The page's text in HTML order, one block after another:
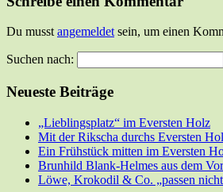
Du musstangemeldetsein, um einen
Suchen nach:
Neueste Beiträge
„Lieblingsplatz“ im Eversten Holz
Mit der Rikscha durchs Eversten
Ein Frühstück mitten im Eversten
Brunhild Blank-Helmes aus dem
Löwe, Krokodil & Co. „passen